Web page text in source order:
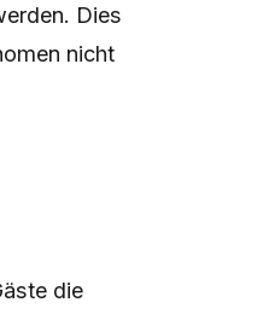
Dies
nicht
die